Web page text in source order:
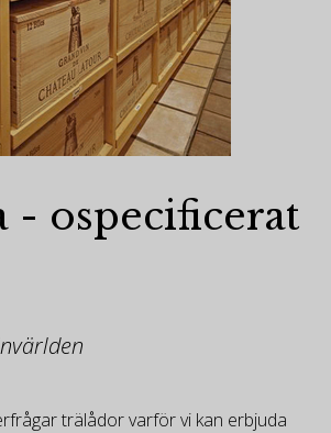
- ospecificerat
trälådor varför vi kan erbjuda